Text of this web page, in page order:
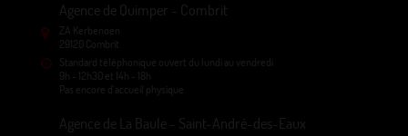
Agence de Quimper - Combrit
ZA Kerbenoen
29120 Combrit
Standard téléphonique ouvert du lundi au vendredi
9h - 12h30 et 14h - 18h
Pas encore d'accueil physique
Agence de La Baule - Saint-André-des-Eaux